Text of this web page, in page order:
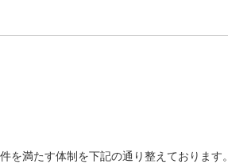
満たす体制を下記の通り整えております。